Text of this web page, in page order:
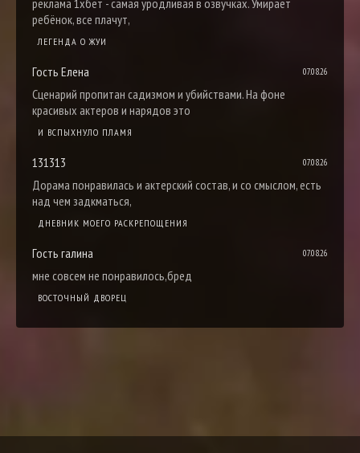
ребёнок, все плачут,
ЛЕГЕНДА О ЖУИ
Гость Елена 07.08.26
Сценарий пропитан садизмом и убийствами. На фоне
красивых актеров и нарядов это
И ВСПЫХНУЛО ПЛАМЯ
131313 07.08.26
Дорама понравилась и актерский состав, и со смыслом, есть
над чем задкматься,
ДНЕВНИК МОЕГО РАСКРЕПОЩЕНИЯ
Гость галина 07.08.26
мне совсем не понравилось,бред
ВОСТОЧНЫЙ ДВОРЕЦ